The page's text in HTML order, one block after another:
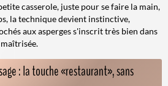
casserole, juste pour se faire la main,
la technique devient instinctive,
aux asperges s'inscrit très bien dans
: la touche «restaurant», sans